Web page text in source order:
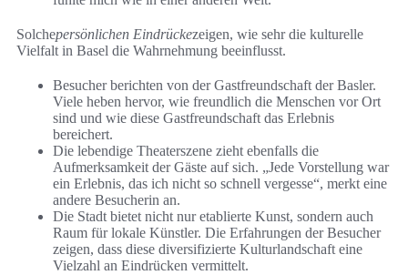
Solchepersönlichen Eindrückezeigen, wie sehr die kulturelle
Vielfalt in Basel die Wahrnehmung beeinflusst.
Besucher berichten von der Gastfreundschaft der Basler.
Viele heben hervor, wie freundlich die Menschen vor Ort
sind und wie diese Gastfreundschaft das Erlebnis
bereichert.
Die lebendige Theaterszene zieht ebenfalls die
Aufmerksamkeit der Gäste auf sich. „Jede Vorstellung war
ein Erlebnis, das ich nicht so schnell vergesse“, merkt eine
andere Besucherin an.
Die Stadt bietet nicht nur etablierte Kunst, sondern auch
Raum für lokale Künstler. Die Erfahrungen der Besucher
zeigen, dass diese diversifizierte Kulturlandschaft eine
Vielzahl an Eindrücken vermittelt.